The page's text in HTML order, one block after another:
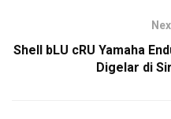
Shell bLU cRU Yamaha
Digelar di